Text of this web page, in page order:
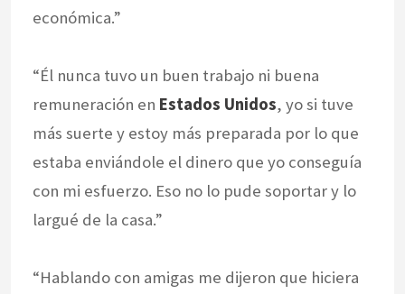
económica.”
“Él nunca tuvo un buen trabajo ni buena
remuneración en Estados Unidos, yo si tuve
más suerte y estoy más preparada por lo que
estaba enviándole el dinero que yo conseguía
con mi esfuerzo. Eso no lo pude soportar y lo
largué de la casa.”
“Hablando con amigas me dijeron que hiciera